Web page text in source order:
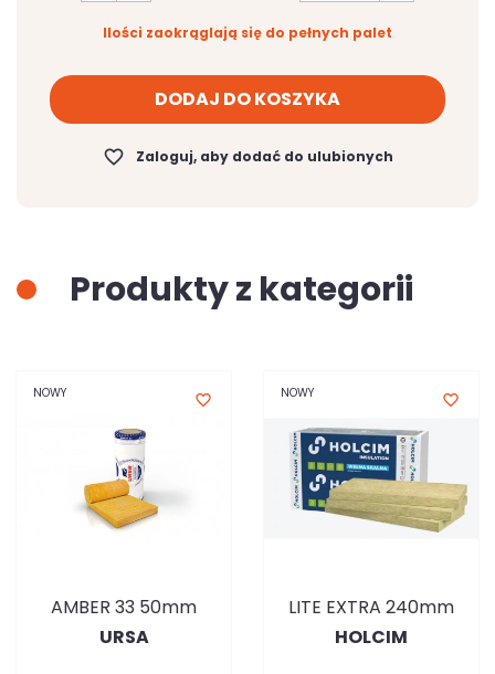
Ilości zaokrąglają się do pełnych palet
DODAJ DO KOSZYKA
favorite_border Zaloguj, aby dodać do ulubionych
Produkty z kategorii
NOWY favorite_border
AMBER 33 50mm
URSA
NOWY favorite_border
LITE EXTRA 240mm
HOLCIM